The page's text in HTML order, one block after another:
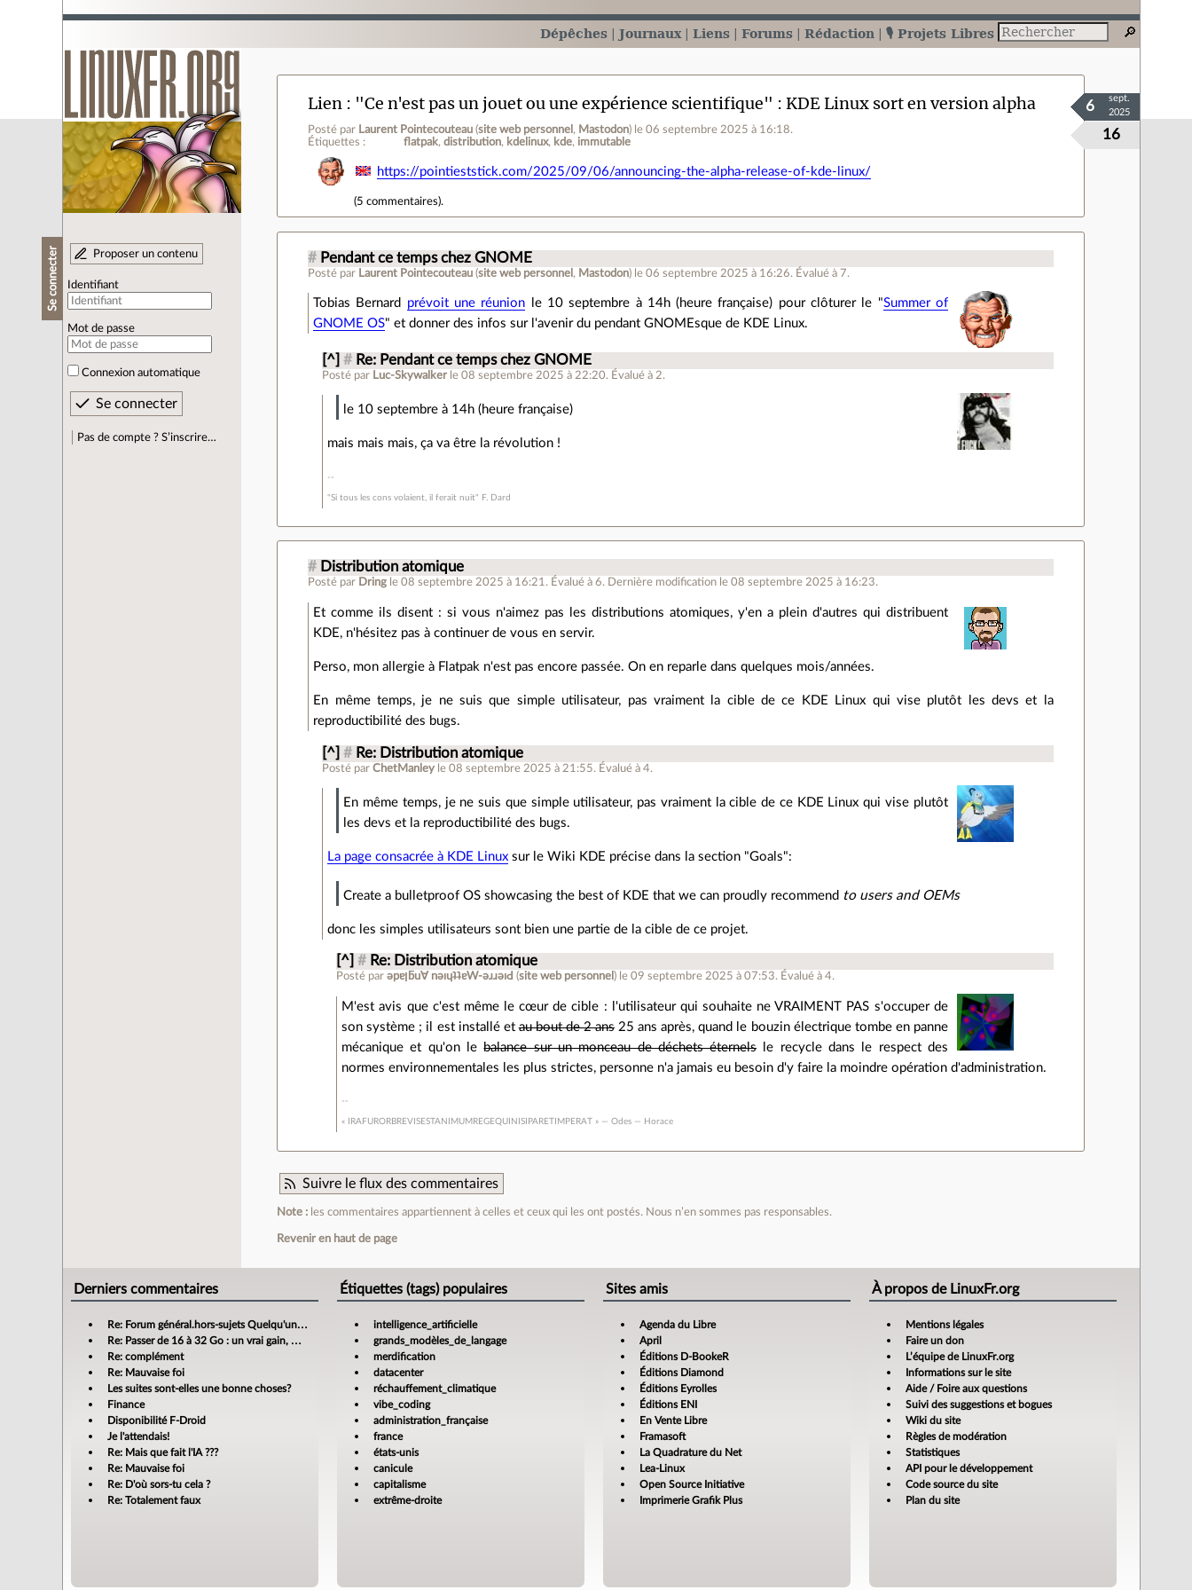
Dépêches Journaux Liens Forums Rédaction 🎙️ Projets Libres
Se connecter Proposer un contenu
Identifiant
Mot de passe
Connexion automatique
Pas de compte ? S’inscrire…
Lien "Ce n'est pas un jouet ou une expérience scientifique" : KDE Linux sort en version alpha
Posté par Laurent Pointecouteau (site web personnel , Mastodon) le 06 septembre 2025 à 16:18.
Étiquettes :
flatpak distribution kdelinux kde immutable 16
6
sept.
2025
https://pointieststick.com/2025/09/06/announcing-the-alpha-release-of-kde-linux/
(5 commentaires).
# Pendant ce temps chez GNOME
Posté par Laurent Pointecouteau (site web personnel , Mastodon) le 06 septembre 2025 à 16:26. Évalué à7.
Tobias Bernard prévoit une réunion le 10 septembre à 14h (heure française) pour clôturer le "Summer of
GNOME OS" et donner des infos sur l'avenir du pendant GNOMEsque de KDE Linux.
[^] # Re: Pendant ce temps chez GNOME
Posté par Luc-Skywalker le 08 septembre 2025 à 22:20. Évalué à 2.
le 10 septembre à 14h (heure française)
mais mais mais, ça va être la révolution !
"Si tous les cons volaient, il ferait nuit" F. Dard
# Distribution atomique
Posté par Dring le 08 septembre 2025 à 16:21 . Évalué à6. Dernière modification le 08 septembre 2025 à 16:23.
Et comme ils disent : si vous n'aimez pas les distributions atomiques, y'en a plein d'autres qui distribuent
KDE, n'hésitez pas à continuer de vous en servir.
Perso, mon allergie à Flatpak n'est pas encore passée. On en reparle dans quelques mois/années.
En même temps, je ne suis que simple utilisateur, pas vraiment la cible de ce KDE Linux qui vise plutôt les devs et la
reproductibilité des bugs.
[^] # Re: Distribution atomique
Posté parChetManley le 08 septembre 2025 à 21:55. Évalué à4.
En même temps, je ne suis que simple utilisateur, pas vraiment la cible de ce KDE Linux qui vise plutôt
les devs et la reproductibilité des bugs.
La page consacrée à KDE Linux sur le Wiki KDE précise dans la section "Goals":
Create a bulletproof OS showcasing the best of KDE that we can proudly recommend to users and OEMs
donc les simples utilisateurs sont bien une partie de la cible de ce projet.
[^] # Re: Distribution atomique
Posté par ǝpɐןƃu∀ nǝıɥʇʇɐW-ǝɹɹǝıԀ (site web personnel ) le 09 septembre 2025 à 07:53. Évalué à4.
M'est avis que c'est même le cœur de cible : l'utilisateur qui souhaite ne VRAIMENT PAS s'occuper de
son système ; il est installé etau bout de 2 ans 25 ans après, quand le bouzin électrique tombe en panne
mécanique et qu'on lebalance sur un monceau de déchets éternels le recycle dans le respect des
normes environnementales les plus strictes, personne n'a jamais eu besoin d'y faire la moindre opération d'administration.
« IRAFURORBREVISESTANIMUMREGEQUINISIPARETIMPERAT » — Odes — Horace
Suivre le flux des commentaires
Note : les commentaires appartiennent à celles et ceux qui les ont postés. Nous n’en sommes pas responsables.
Revenir en haut de page
Derniers commentaires
Re: Forum général.hors-sujets Quelqu'un a déjà confié sa compta à un cabinet d'expertise comptable en ligne ?
Re: Passer de 16 à 32 Go : un vrai gain, mais jusqu’où ?
Re: complément
Re: Mauvaise foi
Les suites sont-elles une bonne choses?
Finance
Disponibilité F-Droid
Je l'attendais!
Re: Mais que fait l'IA ???
Re: Mauvaise foi
Re: D'où sors-tu cela ?
Re: Totalement faux
Étiquettes (tags) populaires
intelligence_artificielle
grands_modèles_de_langage
merdification
datacenter
réchauffement_climatique
vibe_coding
administration_française
france
états-unis
canicule
capitalisme
extrême-droite
Sites amis
Agenda du Libre
April
Éditions D-BookeR
Éditions Diamond
Éditions Eyrolles
Éditions ENI
En Vente Libre
Framasoft
La Quadrature du Net
Lea-Linux
Open Source Initiative
Imprimerie Grafik Plus
À propos de LinuxFr.org
Mentions légales
Faire un don
L’équipe de LinuxFr.org
Informations sur le site
Aide / Foire aux questions
Suivi des suggestions et bogues
Wiki du site
Règles de modération
Statistiques
API pour le développement
Code source du site
Plan du site